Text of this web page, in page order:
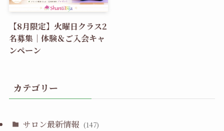
【8月限定】火曜日クラス2
名募集｜体験＆ご入会キャ
ンペーン
カテゴリー
サロン最新情報 (147)